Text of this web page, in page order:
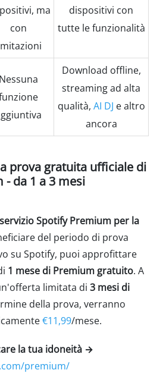
ma
con
dispositivi con
tutte le funzionalità
Nessuna
Download offline,
streaming ad alta
qualità, AI DJ e altro
ancora
prova gratuita ufficiale di
da 1 a 3 mesi
Spotify Premium per la
del periodo di prova
su Spotify, puoi approfittare
1 mese di Premium gratuito. A
limitata di 3 mesi di
della prova, verranno
€11,99/mese.
la tua idoneità →
premium/